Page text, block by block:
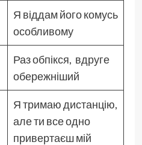
Я віддам його комусь
особливому
Раз обпікся, вдруге
обережніший
Я тримаю дистанцію,
але ти все одно
привертаєш мій